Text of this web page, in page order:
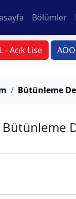
Bölümler
- Açık Lise
Bütünleme